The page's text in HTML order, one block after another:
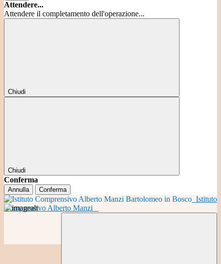
Attendere...
Attendere il completamento dell'operazione...
Chiudi
Chiudi
Conferma
Annulla Conferma
Istituto
Comprensivo Alberto Manzi